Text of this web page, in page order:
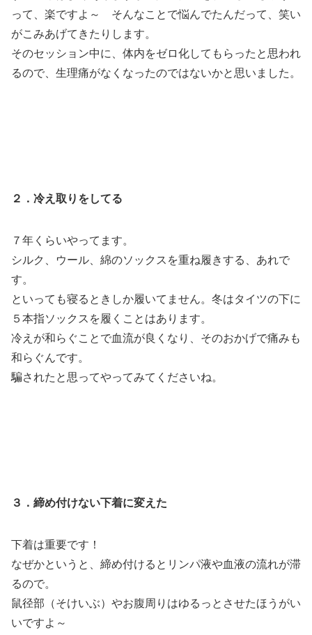
って、楽ですよ～ そんなことで悩んでたんだって、笑い
がこみあげてきたりします。
そのセッション中に、体内をゼロ化してもらったと思われ
るので、生理痛がなくなったのではないかと思いました。
２．冷え取りをしてる
７年くらいやってます。
シルク、ウール、綿のソックスを重ね履きする、あれで
す。
といっても寝るときしか履いてません。冬はタイツの下に
５本指ソックスを履くことはあります。
冷えが和らぐことで血流が良くなり、そのおかげで痛みも
和らぐんです。
騙されたと思ってやってみてくださいね。
３．締め付けない下着に変えた
下着は重要です！
なぜかというと、締め付けるとリンパ液や血液の流れが滞
るので。
鼠径部（そけいぶ）やお腹周りはゆるっとさせたほうがい
いですよ～